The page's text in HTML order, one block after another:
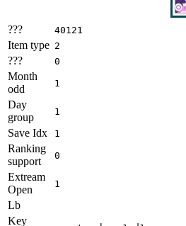
??? 40121
Item type 2
??? 0
Month
odd
1
Day
group
1
Save Idx 1
Ranking
support
0
Extream
Open
1
Lb
Key